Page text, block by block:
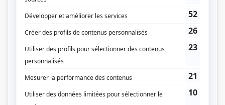
André Cartier(L'homme